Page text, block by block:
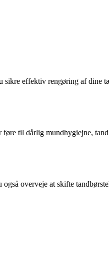
sikre effektiv rengøring af dine
til dårlig mundhygiejne,
overveje at skifte